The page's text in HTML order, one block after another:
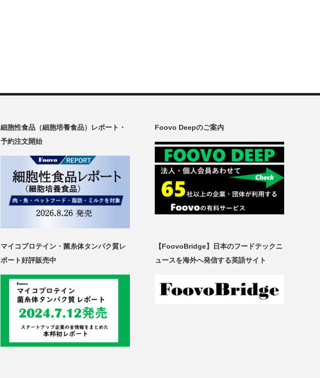
細胞性食品（細胞培養食品）レポート・
予約注文開始
Foovo Deepのご案内
マイコプロテイン・菌糸体タンパク質レ
ポート好評販売中
【FoovoBridge】日本のフードテックニ
ュースを海外へ発信する英語サイト